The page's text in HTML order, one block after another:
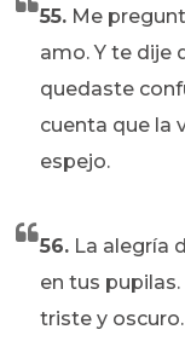
55. Me
amo. Y te dije
quedaste
cuenta que la
espejo.
56. La alegría
en tus
triste y